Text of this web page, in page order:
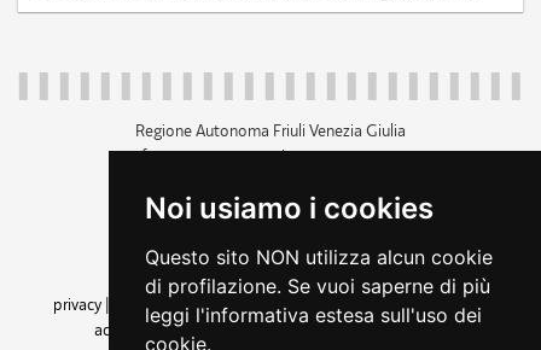
Noi usiamo i cookies
Questo sito NON utilizza alcun cookie
di profilazione. Se vuoi saperne di più
leggi l'informativa estesa sull'uso dei
cookie.
Regione Autonoma Friuli Venezia Giulia
c.f. 80014930327; p.iva 00526040324
+39 040 3771111
amministrazione trasparente
privacy
cookie |note legali accessibilità
dichiarazione di
accessibilità| feedback cambio preferenze cookie